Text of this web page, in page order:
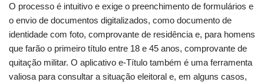
O processo é intuitivo e exige o preenchimento de formulários e
o envio de documentos digitalizados, como documento de
identidade com foto, comprovante de residência e, para homens
que farão o primeiro título entre 18 e 45 anos, comprovante de
quitação militar. O aplicativo e-Título também é uma ferramenta
valiosa para consultar a situação eleitoral e, em alguns casos,